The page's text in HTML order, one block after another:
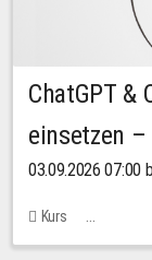
ChatGPT &
einsetzen
03.09.2026 07:00
Kurs
Bachstraße 18k -